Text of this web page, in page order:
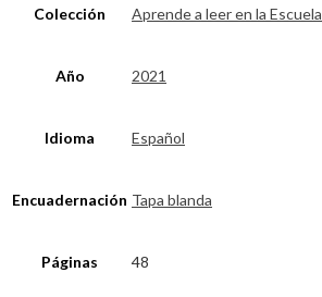
Colección Aprende a leer en la
Año 2021
Idioma Español
Encuadernación Tapa blanda
Páginas 48